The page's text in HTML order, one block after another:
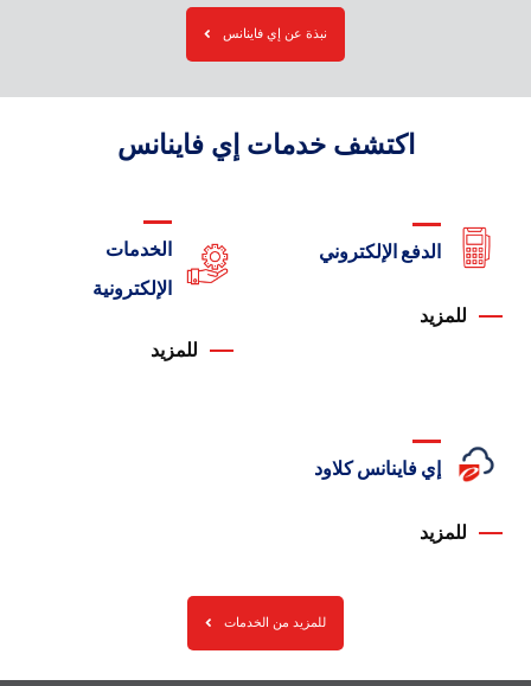
نبذة عن إي فاينانس
اكتشف خدمات إي فاينانس
الدفع الإلكتروني
للمزيد
الخدمات
الإلكترونية
للمزيد
إي فاينانس كلاود
للمزيد
للمزيد من الخدمات